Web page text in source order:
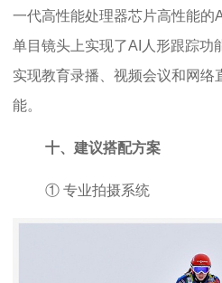
一代高性能处理器芯片高性能的
单目镜头上实现了AI人形跟踪功
实现教育录播、视频会议和网络
能。
十、建议搭配方案
① 专业拍摄系统